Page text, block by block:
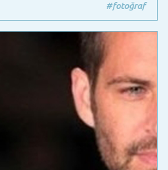
#fotoğraf